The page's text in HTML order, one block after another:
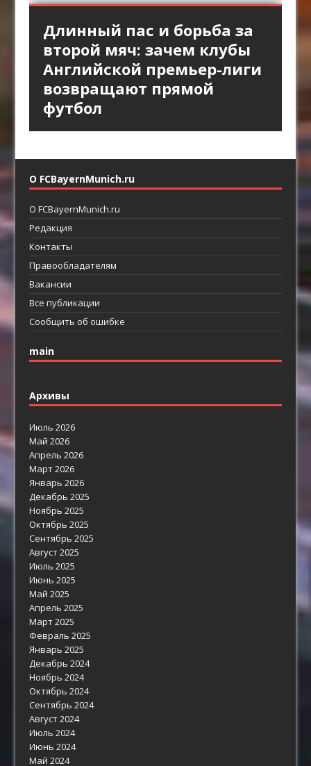
«Интер» против высокой
линии «Барселоны»:
пространство за защитой
как главный ресурс атаки
Длинный пас и борьба за
второй мяч: зачем клубы
Английской премьер-лиги
возвращают прямой
футбол
Стандарты «Арсенала»
как продолжение
позиционной атаки
Смена темпа в атаках
«Астон Виллы»: почему
резкое ускорение опаснее
долгого владения
«Брага» против
персонального прессинга:
как ротации освобождают
пространство между
линиями
О FCBayernMunich.ru
О FCBayernMunich.ru
Редакция
Контакты
Правообладателям
Вакансии
Все публикации
Сообщить об ошибке
main
Архивы
Июль 2026
Май 2026
Апрель 2026
Март 2026
Январь 2026
Декабрь 2025
Ноябрь 2025
Октябрь 2025
Сентябрь 2025
Август 2025
Июль 2025
Июнь 2025
Май 2025
Апрель 2025
Март 2025
Февраль 2025
Январь 2025
Декабрь 2024
Ноябрь 2024
Октябрь 2024
Сентябрь 2024
Август 2024
Июль 2024
Июнь 2024
Май 2024